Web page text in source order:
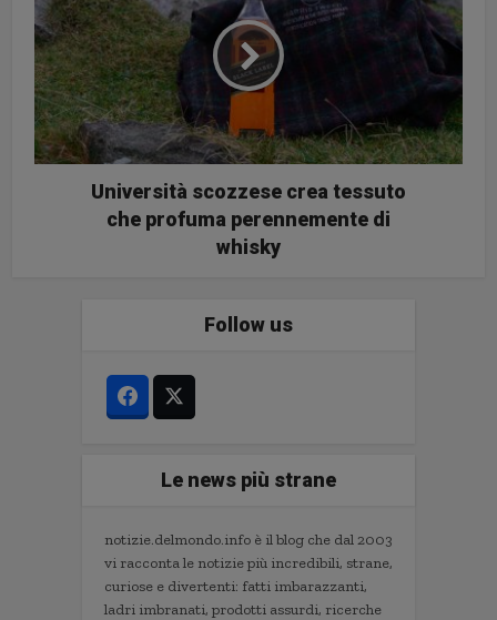
Università scozzese crea tessuto
che profuma perennemente di
whisky
Follow us
Le news più strane
notizie.delmondo.info è il blog che dal 2003
vi racconta le notizie più incredibili, strane,
curiose e divertenti: fatti imbarazzanti,
ladri imbranati, prodotti assurdi, ricerche